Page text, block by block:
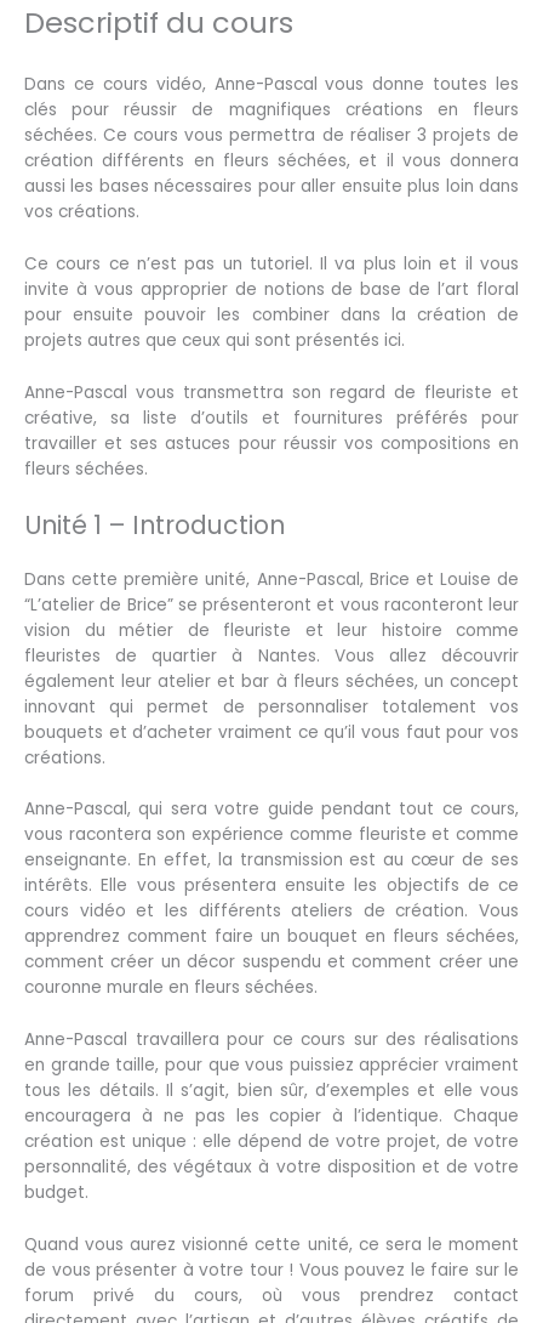
Descriptif du cours
Dans ce cours vidéo, Anne-Pascal vous donne toutes les
clés pour réussir de magnifiques créations en fleurs
séchées. Ce cours vous permettra de réaliser 3 projets de
création différents en fleurs séchées, et il vous donnera
aussi les bases nécessaires pour aller ensuite plus loin dans
vos créations.
Ce cours ce n’est pas un tutoriel. Il va plus loin et il vous
invite à vous approprier de notions de base de l’art floral
pour ensuite pouvoir les combiner dans la création de
projets autres que ceux qui sont présentés ici.
Anne-Pascal vous transmettra son regard de fleuriste et
créative, sa liste d’outils et fournitures préférés pour
travailler et ses astuces pour réussir vos compositions en
fleurs séchées.
Unité 1 – Introduction
Dans cette première unité, Anne-Pascal, Brice et Louise de
“L’atelier de Brice” se présenteront et vous raconteront leur
vision du métier de fleuriste et leur histoire comme
fleuristes de quartier à Nantes. Vous allez découvrir
également leur atelier et bar à fleurs séchées, un concept
innovant qui permet de personnaliser totalement vos
bouquets et d’acheter vraiment ce qu’il vous faut pour vos
créations.
Anne-Pascal, qui sera votre guide pendant tout ce cours,
vous racontera son expérience comme fleuriste et comme
enseignante. En effet, la transmission est au cœur de ses
intérêts. Elle vous présentera ensuite les objectifs de ce
cours vidéo et les différents ateliers de création. Vous
apprendrez comment faire un bouquet en fleurs séchées,
comment créer un décor suspendu et comment créer une
couronne murale en fleurs séchées.
Anne-Pascal travaillera pour ce cours sur des réalisations
en grande taille, pour que vous puissiez apprécier vraiment
tous les détails. Il s’agit, bien sûr, d’exemples et elle vous
encouragera à ne pas les copier à l’identique. Chaque
création est unique : elle dépend de votre projet, de votre
personnalité, des végétaux à votre disposition et de votre
budget.
Quand vous aurez visionné cette unité, ce sera le moment
de vous présenter à votre tour ! Vous pouvez le faire sur le
forum privé du cours, où vous prendrez contact